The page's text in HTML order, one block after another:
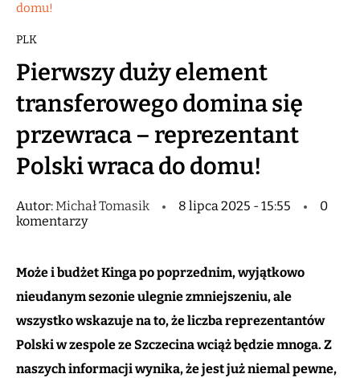
domu!
PLK
Pierwszy duży element
transferowego domina się
przewraca – reprezentant
Polski wraca do domu!
Autor:Michał Tomasik 8 lipca 2025 - 15:55
0
komentarzy
Może i budżet Kinga po poprzednim, wyjątkowo
nieudanym sezonie ulegnie zmniejszeniu, ale
wszystko wskazuje na to, że liczba reprezentantów
Polski w zespole ze Szczecina wciąż będzie mnoga. Z
naszych informacji wynika, że jest już niemal pewne,